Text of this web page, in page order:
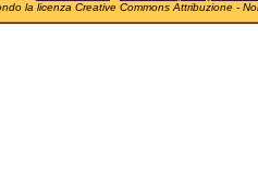
la licenza Creative Commons Attribuzione -